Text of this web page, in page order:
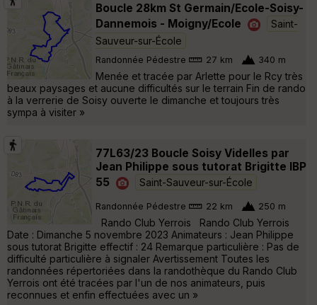
Boucle 28km St Germain/Ecole-Soisy-
Dannemois - Moigny/Ecole
Saint-
Sauveur-sur-École
Randonnée Pédestre 27 km 340 m
Menée et tracée par Arlette pour le Rcy très
beaux paysages et aucune difficultés sur le terrain Fin de rando
à la verrerie de Soisy ouverte le dimanche et toujours très
sympa à visiter »
77L63/23 Boucle Soisy Videlles par
Jean Philippe sous tutorat Brigitte IBP
55
Saint-Sauveur-sur-École
Randonnée Pédestre 22 km 250 m
Rando Club Yerrois Rando Club Yerrois
Date : Dimanche 5 novembre 2023 Animateurs : Jean Philippe
sous tutorat Brigitte effectif : 24 Remarque particulière : Pas de
difficulté particulière à signaler Avertissement Toutes les
randonnées répertoriées dans la randothèque du Rando Club
Yerrois ont été tracées par l'un de nos animateurs, puis
reconnues et enfin effectuées avec un »